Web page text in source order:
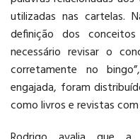
utilizadas nas cartelas.
definição dos
necessário revisar o
corretamente no
engajada, foram
como livros e revistas